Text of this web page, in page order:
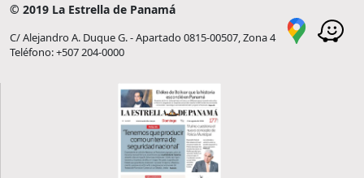
© 2019 La Estrella de Panamá
C/ Alejandro A. Duque G. - Apartado 0815-00507, Zona 4
Teléfono: +507 204-0000